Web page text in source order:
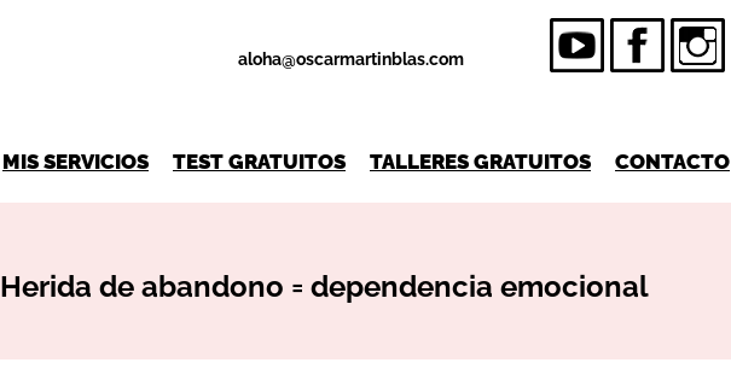
aloha@oscarmartinblas.com
MIS SERVICIOS TEST GRATUITOS TALLERES GRATUITOS CONTACTO
Herida de abandono = dependencia emocional